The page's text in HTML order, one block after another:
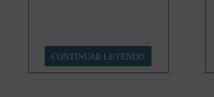
Resetear
a
CONTINUAR LEYENDO